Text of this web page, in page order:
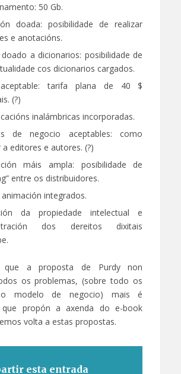
50 Gb.
doada: posibilidade de realizar
e anotacións.
a dicionarios: posibilidade de
cos dicionarios cargados.
tarifa plana de 40 $
(?)
inalámbricas incorporadas.
de negocio aceptables: como
editores e autores. (?)
máis ampla: posibilidade de
entre os distribuidores.
integrados.
da propiedade intelectual e
dos dereitos dixitais
que a proposta de Purdy non
os problemas, (sobre todo os
modelo de negocio) mais é
que propón a axenda do e-book
volta a estas propostas.
esta entrada